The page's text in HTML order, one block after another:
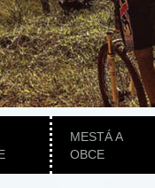
MESTÁ A
OBCE